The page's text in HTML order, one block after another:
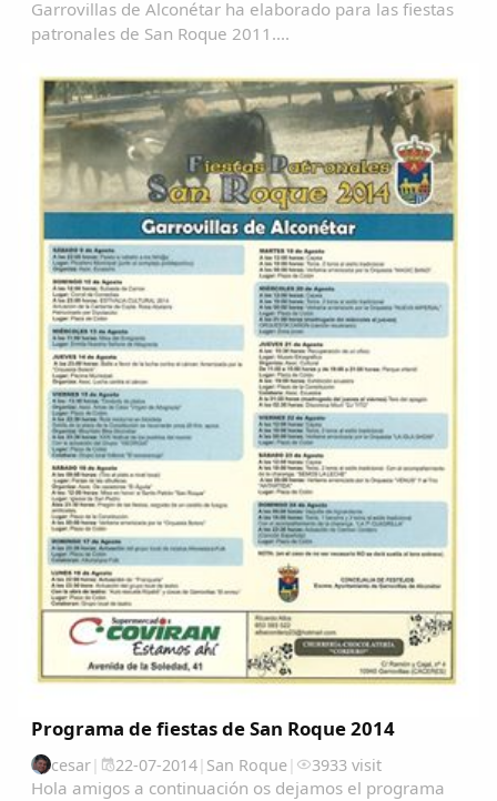
Garrovillas de Alconétar ha elaborado para las fiestas
patronales de San Roque 2011....
Programa de fiestas de San Roque 2014
cesar| 22-07-2014| San Roque| 3933 visit
Hola amigos a continuación os dejamos el programa
Comparte
Compartir en Facebook
Compartir en Twitter
Copiar enlace